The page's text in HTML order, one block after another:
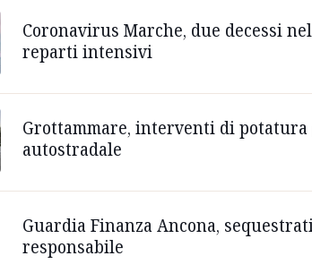
Coronavirus Marche, due decessi
reparti intensivi
Grottammare, interventi di
autostradale
Guardia Finanza Ancona,
responsabile